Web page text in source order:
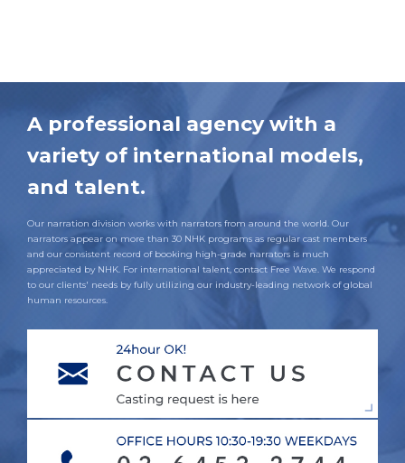
A professional agency with a
variety of international models,
and talent.
Our narration division works with narrators from around the world. Our
narrators appear on more than 30 NHK programs as regular cast members
and our consistent record of booking high-grade narrators is much
appreciated by NHK. For international talent, contact Free Wave. We respond
to our clients' needs by fully utilizing our industry-leading network of global
human resources.